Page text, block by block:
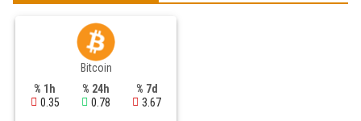
Bitcoin
% 1h
0.35
% 24h
0.78
% 7d
3.67